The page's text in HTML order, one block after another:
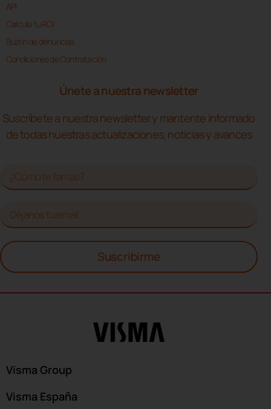
API
Calcula tu ROI
Buzón de denuncias
Condiciones de Contratación
Únete a nuestra newsletter
Suscríbete a nuestra newsletter y mantente informado
de todas nuestras actualizaciones, noticias y avances
Suscribirme
Visma Group
Visma España